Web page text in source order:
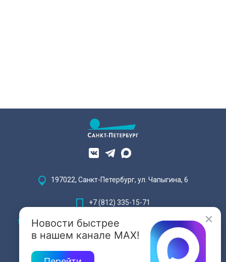
Новости быстрее
в нашем канале MAX!
197022, Санкт-Петербург, ул. Чапыгина, 6
+7 (812) 335-15-71
Внимание! Отдельные видеоматериалы, размещенные на настоящем
сайте, могут содержать информацию, предназначенную для лиц,
достигших 18 лет.